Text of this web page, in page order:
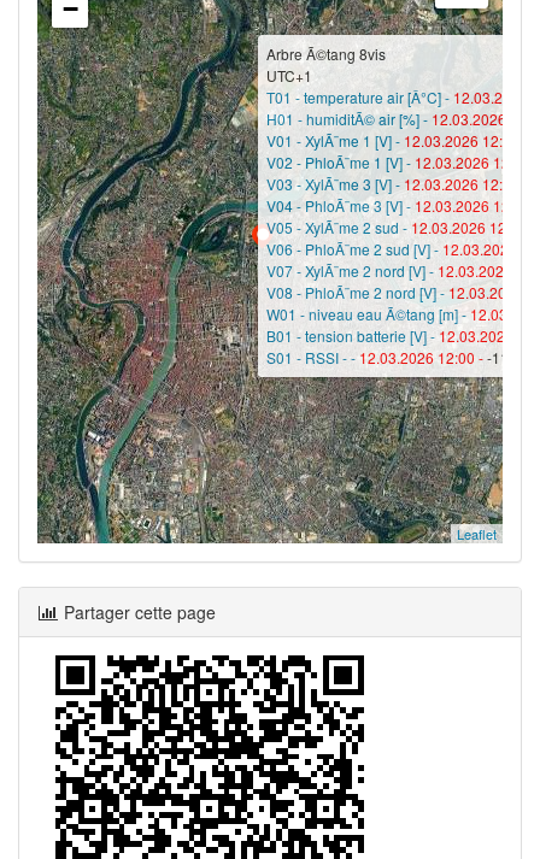
Arbre Ã©tang 8vis
UTC+1
T01 - temperature air [Â°C] - 12.03.2026
H01 - humiditÃ© air [%] - 12.03.2026
V01 - XylÃ¨me 1 [V] - 12.03.2026 12:00 -
V02 - PhloÃ¨me 1 [V] - 12.03.2026 12:00
V03 - XylÃ¨me 3 [V] - 12.03.2026 12:00 -
V04 - PhloÃ¨me 3 [V] - 12.03.2026 12:00
V05 - XylÃ¨me 2 sud - 12.03.2026 12:00 -
V06 - PhloÃ¨me 2 sud [V] - 12.03.2026
V07 - XylÃ¨me 2 nord [V] - 12.03.2026
V08 - PhloÃ¨me 2 nord [V] - 12.03.2026
W01 - niveau eau Ã©tang [m] -
B01 - tension batterie [V] - 12.03.2026
S01 - RSSI - - 12.03.2026 12:00 --113
−
Leaflet
Partager cette page